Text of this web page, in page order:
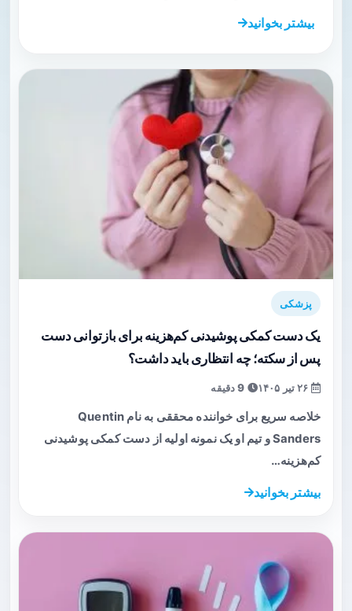
بیشتر بخوانید
پزشکی
یک دست کمکی پوشیدنی کم‌هزینه برای بازتوانی دست
پس از سکته؛ چه انتظاری باید داشت؟
خلاصه سریع برای خواننده محققی به نام Quentin
Sanders و تیم او یک نمونه اولیه از دست کمکی پوشیدنی
کم‌هزینه…
بیشتر بخوانید